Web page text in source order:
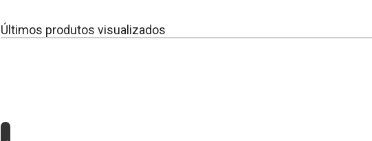
Últimos produtos visualizados